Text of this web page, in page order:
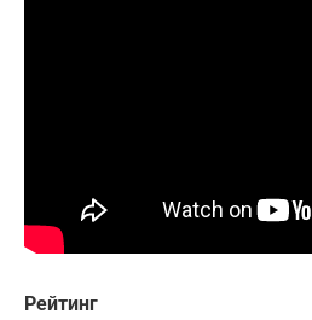
Рейтинг